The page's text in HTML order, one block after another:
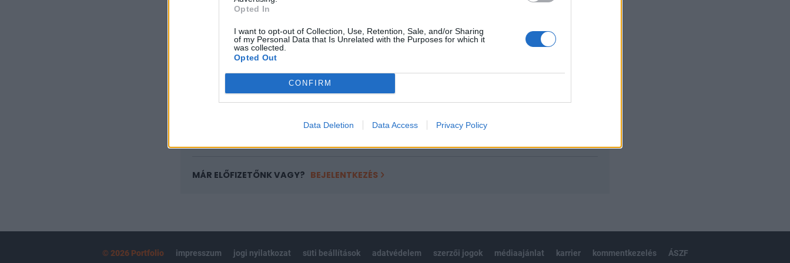
Opted In
I want to opt-out of Collection, Use, Retention, Sale, and/or Sharing
of my Personal Data that Is Unrelated with the Purposes for which it
was collected.
Opted Out
CONFIRM
Data Deletion Data Access Privacy Policy
regisztrációhoz kötött.
Az előfizetés a következőket tartalmazza:
Portfolio.hu teljes cikkarchívum
Kötéslisták: BÉT elmúlt 2 év napon belüli
kötéslistái
MÁR ELŐFIZETŐNK VAGY? BEJELENTKEZÉS
© 2026 Portfolio impresszum jogi nyilatkozat süti beállítások adatvédelem szerzői jogok médiaajánlat karrier kommentkezelés ÁSZF